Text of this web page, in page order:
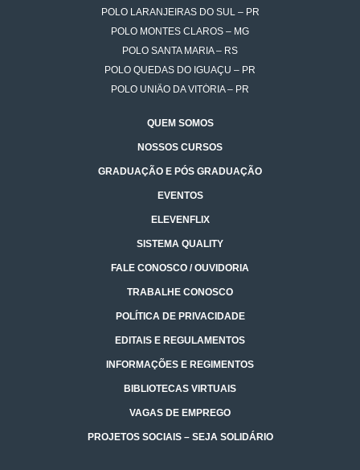
POLO LARANJEIRAS DO SUL – PR
POLO MONTES CLAROS – MG
POLO SANTA MARIA – RS
POLO QUEDAS DO IGUAÇU – PR
POLO UNIÃO DA VITÓRIA – PR
QUEM SOMOS
NOSSOS CURSOS
GRADUAÇÃO E PÓS GRADUAÇÃO
EVENTOS
ELEVENFLIX
SISTEMA QUALITY
FALE CONOSCO / OUVIDORIA
TRABALHE CONOSCO
POLÍTICA DE PRIVACIDADE
EDITAIS E REGULAMENTOS
INFORMAÇÕES E REGIMENTOS
BIBLIOTECAS VIRTUAIS
VAGAS DE EMPREGO
PROJETOS SOCIAIS – SEJA SOLIDÁRIO